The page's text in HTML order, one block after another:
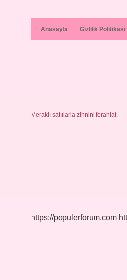
Anasayfa Gizlilik Politikası
Meraklı satırlarla zihnini ferahlat.
https://populerforum.com